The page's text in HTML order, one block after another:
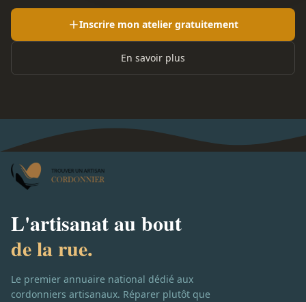
Inscrire mon atelier gratuitement
En savoir plus
L'artisanat au bout
de la rue.
Le premier annuaire national dédié aux
cordonniers artisanaux. Réparer plutôt que